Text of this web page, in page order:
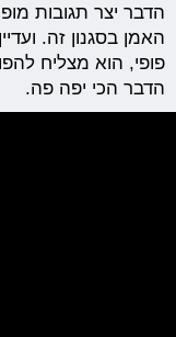
הדבר יצר תגובות
האמן בסגנון זה.
פופי, הוא מצליח
הדבר הכי יפה פה.